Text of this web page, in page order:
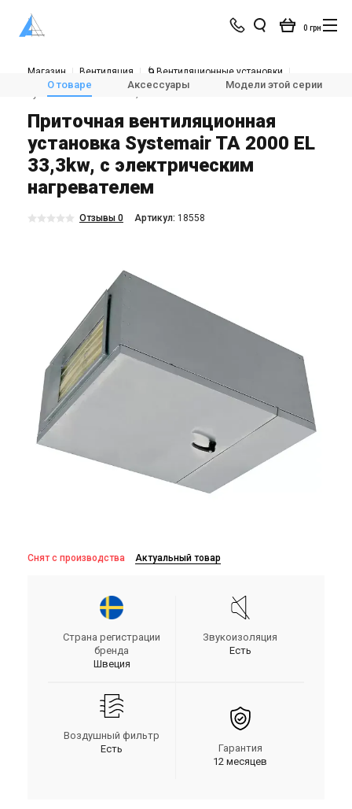
0 грн
Магазин Вентиляция
🌀Вентиляционные установки
🌀Приточные установки вентиляции
О товаре Аксессуары Модели этой серии
Приточная вентиляционная
установка Systemair TA 2000 EL
33,3kw, с электрическим
нагревателем
Отзывы 0 Aртикул: 18558
Снят с производства Актуальный товар
Страна регистрации
бренда
Швеция
Звукоизоляция
Есть
Воздушный фильтр
Есть
Гарантия
12 месяцев